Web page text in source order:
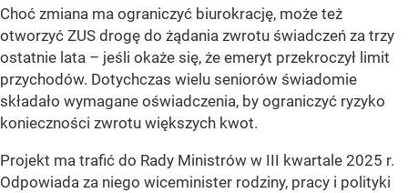
Choć zmiana ma ograniczyć biurokrację, może też
otworzyć ZUS drogę do żądania zwrotu świadczeń za trzy
ostatnie lata – jeśli okaże się, że emeryt przekroczył limit
przychodów. Dotychczas wielu seniorów świadomie
składało wymagane oświadczenia, by ograniczyć ryzyko
konieczności zwrotu większych kwot.
Projekt ma trafić do Rady Ministrów w III kwartale 2025 r.
Odpowiada za niego wiceminister rodziny, pracy i polityki